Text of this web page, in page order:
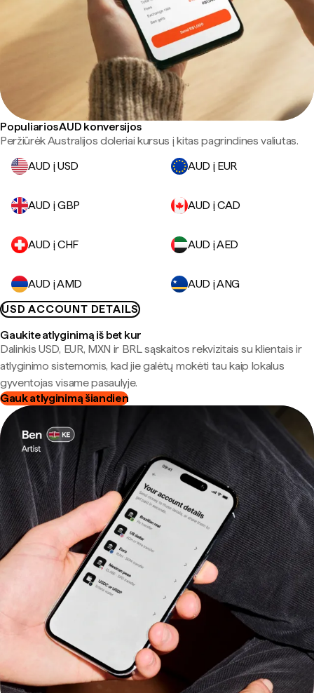
Populiarios AUD konversijos
Peržiūrėk Australijos doleriai kursus į kitas pagrindines valiutas.
AUD į USD
AUD į EUR
AUD į GBP AUD į CAD
AUD į CHF AUD į AED
AUD į AMD
AUD į ANG
USD ACCOUNT DETAILS
Gaukite atlyginimą iš bet kur
Dalinkis USD, EUR, MXN ir BRL sąskaitos rekvizitais su klientais ir
atlyginimo sistemomis, kad jie galėtų mokėti tau kaip lokalus
gyventojas visame pasaulyje.
Gauk atlyginimą šiandien